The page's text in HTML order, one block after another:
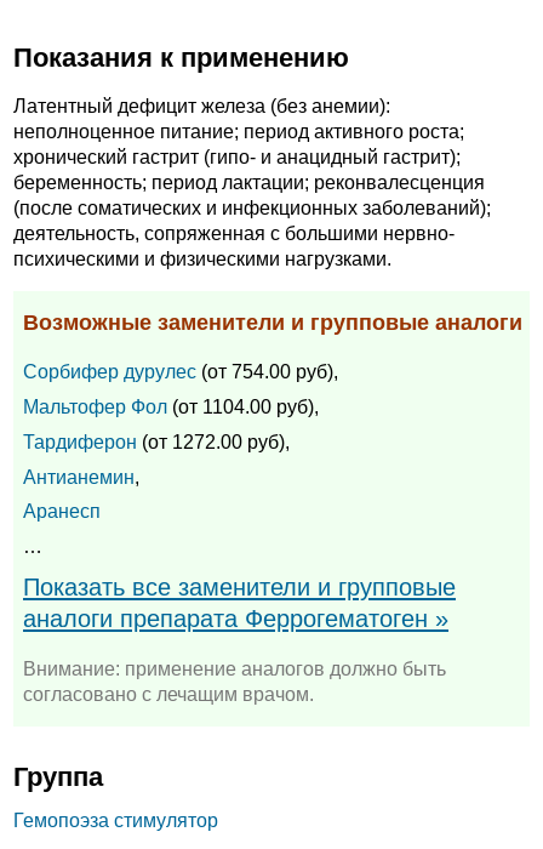
Показания к применению
Латентный дефицит железа (без анемии):
неполноценное питание; период активного роста;
хронический гастрит (гипо- и анацидный гастрит);
беременность; период лактации; реконвалесценция
(после соматических и инфекционных заболеваний);
деятельность, сопряженная с большими нервно-
психическими и физическими нагрузками.
Возможные заменители и групповые аналоги
Сорбифер дурулес (от 754.00 руб),
Мальтофер Фол (от 1104.00 руб),
Тардиферон (от 1272.00 руб),
Антианемин,
Аранесп
…
Показать все заменители и групповые
аналоги препарата Феррогематоген »
Внимание: применение аналогов должно быть
согласовано с лечащим врачом.
Группа
Гемопоэза стимулятор